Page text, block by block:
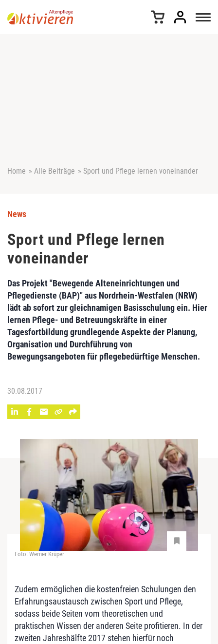
Home » Alle Beiträge » Sport und Pflege lernen voneinander
News
Sport und Pflege lernen
voneinander
Das Projekt "Bewegende Alteneinrichtungen und
Pflegedienste (BAP)" aus Nordrhein-Westfalen (NRW)
lädt ab sofort zur gleichnamigen Basisschulung ein. Hier
lernen Pflege- und Betreuungskräfte in einer
Tagesfortbildung grundlegende Aspekte der Planung,
Organisation und Durchführung von
Bewegungsangeboten für pflegebedürftige Menschen.
30.08.2017
Foto: Werner Krüper
Zudem ermöglichen die kostenfreien Schulungen den
Erfahrungsaustausch zwischen Sport und Pflege,
sodass beide Seiten vom theoretischen und
praktischen Wissen der anderen Seite profitieren. In der
zweiten Jahreshälfte 2017 stehen hierfür noch